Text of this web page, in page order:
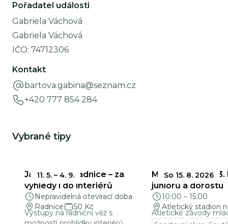
Pořadatel události
Gabriela Váchová
Gabriela Váchová
IČO: 74712306
Kontakt
bartova.gabina@seznam.cz
+420 777 854 284
Vybrané tipy
11. 5. – 4. 9.
Jablonecká radnice – za
výhledy i do interiérů
Nepravidelná otevírací doba
Radnice
50 Kč
Výstupy na radniční věž s
So 15. 8. 2026
Mladá Evropa a 3.
juniorů a dorostu
10:00 – 15:00
Atletický stadion
Atletické závody